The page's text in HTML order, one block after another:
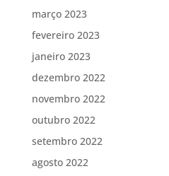
março 2023
fevereiro 2023
janeiro 2023
dezembro 2022
novembro 2022
outubro 2022
setembro 2022
agosto 2022